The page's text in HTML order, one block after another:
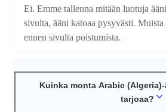
Ei. Emme tallenna mitään luotuja
sivulta, ääni katoaa pysyvästi.
ennen sivulta poistumista.
Kuinka monta Arabic
tarjoaa?